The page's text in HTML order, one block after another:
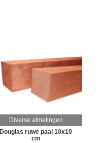
Diverse afmetingen
Douglas ruwe paal 10x10
cm